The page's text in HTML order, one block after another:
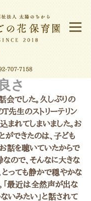
さ
でした。久しぶりの
先生のストリーテリン
まれてしまいました。お
ができたのは、子ども
話を聴いていたからで
ので、そんなに大きな
とっても静かで穏やかな
「最近は全然声が出な
いみたい」と話されて